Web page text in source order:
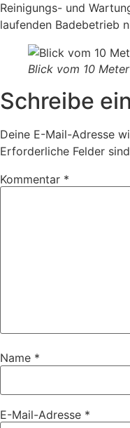
Reinigungs- und
laufenden Badebetrieb
Blick vom 10
Schreibe
Deine E-Mail-Adresse
Erforderliche Felder
Kommentar *
Name *
E-Mail-Adresse *